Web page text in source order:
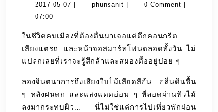
ควา
พลัง
จาก
ธรร
2017-05-07 2017- phunsanit phunsanit0 Comment
07:00
ในชีวิตคนเมืองที่ต้องตื่นมาเจอแต่ตึกคอนกรีต
เสียงแตรถ และหน้าจอสมาร์ทโฟนตลอดทั้งวัน ไม่
แปลกเลยที่เราจะรู้สึกล้าและสมองตื้ออยู่บ่อย ๆ
ลองจินตนาการถึงเสียงใบไม้เสียดสีกัน กลิ่นดินชื้น
ๆ หลังฝนตก และแสงแดดอ่อน ๆ ที่ลอดผ่านทิวไม้
ลงมากระทบผิว… นี่ไม่ใช่แค่การไปเที่ยวพักผ่อน